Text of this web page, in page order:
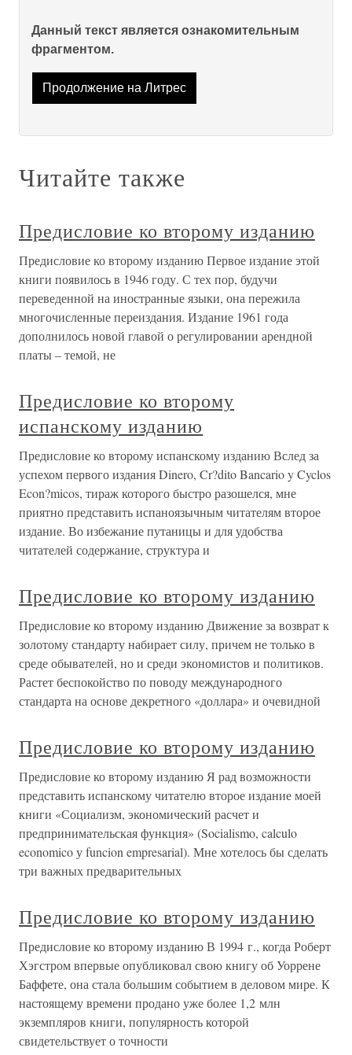
Данный текст является ознакомительным
фрагментом.
Продолжение на Литрес
Читайте также
Предисловие ко второму изданию
Предисловие ко второму изданию Первое издание этой
книги появилось в 1946 году. С тех пор, будучи
переведенной на иностранные языки, она пережила
многочисленные переиздания. Издание 1961 года
дополнилось новой главой о регулировании арендной
платы – темой, не
Предисловие ко второму
испанскому изданию
Предисловие ко второму испанскому изданию Вслед за
успехом первого издания Dinero, Cr?dito Bancario y Cyclos
Econ?micos, тираж которого быстро разошелся, мне
приятно представить испаноязычным читателям второе
издание. Во избежание путаницы и для удобства
читателей содержание, структура и
Предисловие ко второму изданию
Предисловие ко второму изданию Движение за возврат к
золотому стандарту набирает силу, причем не только в
среде обывателей, но и среди экономистов и политиков.
Растет беспокойство по поводу международного
стандарта на основе декретного «доллара» и очевидной
Предисловие ко второму изданию
Предисловие ко второму изданию Я рад возможности
представить испанскому читателю второе издание моей
книги «Социализм, экономический расчет и
предпринимательская функция» (Socialismo, calculo
economico у funcion empresarial). Мне хотелось бы сделать
три важных предварительных
Предисловие ко второму изданию
Предисловие ко второму изданию В 1994 г., когда Роберт
Хэгстром впервые опубликовал свою книгу об Уоррене
Баффете, она стала большим событием в деловом мире. К
настоящему времени продано уже более 1,2 млн
экземпляров книги, популярность которой
свидетельствует о точности